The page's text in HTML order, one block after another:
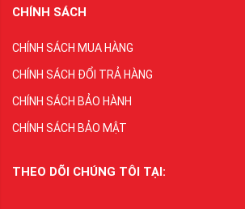
CHÍNH SÁCH
CHÍNH SÁCH MUA HÀNG
CHÍNH SÁCH ĐỔI TRẢ HÀNG
CHÍNH SÁCH BẢO HÀNH
CHÍNH SÁCH BẢO MẬT
THEO DÕI CHÚNG TÔI TẠI: